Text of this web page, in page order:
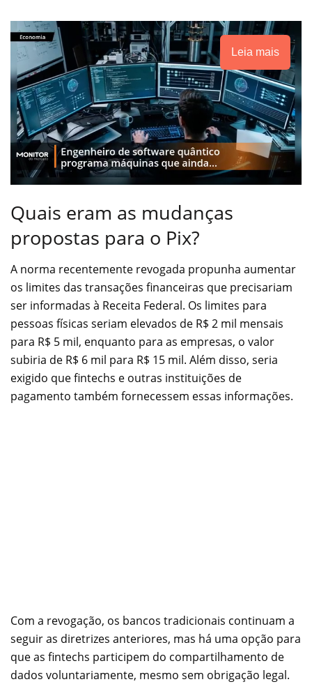
Leia mais
Quais eram as mudanças
propostas para o Pix?
A norma recentemente revogada propunha aumentar
os limites das transações financeiras que precisariam
ser informadas à Receita Federal. Os limites para
pessoas físicas seriam elevados de R$ 2 mil mensais
para R$ 5 mil, enquanto para as empresas, o valor
subiria de R$ 6 mil para R$ 15 mil. Além disso, seria
exigido que fintechs e outras instituições de
pagamento também fornecessem essas informações.
Com a revogação, os bancos tradicionais continuam a
seguir as diretrizes anteriores, mas há uma opção para
que as fintechs participem do compartilhamento de
dados voluntariamente, mesmo sem obrigação legal.